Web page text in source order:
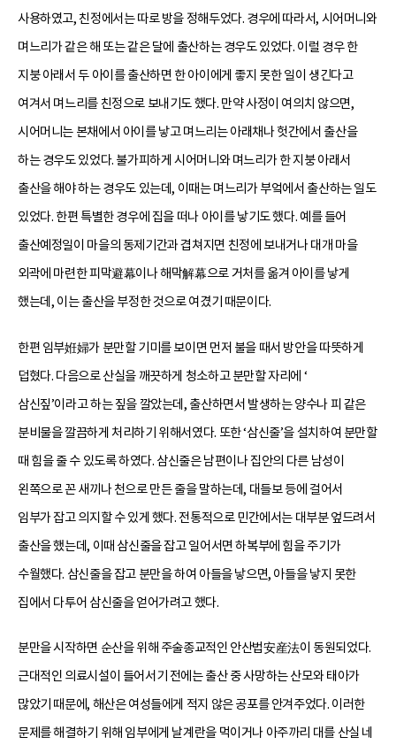
사용하였고, 친정에서는 따로 방을 정해두었다. 경우에 따라서, 시어머니와
며느리가 같은 해 또는 같은 달에 출산하는 경우도 있었다. 이럴 경우 한
지붕 아래서 두 아이를 출산하면 한 아이에게 좋지 못한 일이 생긴다고
여겨서 며느리를 친정으로 보내기도 했다. 만약 사정이 여의치 않으면,
시어머니는 본채에서 아이를 낳고 며느리는 아래채나 헛간에서 출산을
하는 경우도 있었다. 불가피하게 시어머니와 며느리가 한 지붕 아래서
출산을 해야 하는 경우도 있는데, 이때는 며느리가 부엌에서 출산하는 일도
있었다. 한편 특별한 경우에 집을 떠나 아이를 낳기도 했다. 예를 들어
출산예정일이 마을의 동제기간과 겹쳐지면 친정에 보내거나 대개 마을
외곽에 마련한 피막避幕이나 해막解幕으로 거처를 옮겨 아이를 낳게
했는데, 이는 출산을 부정한 것으로 여겼기 때문이다.
한편 임부姙婦가 분만할 기미를 보이면 먼저 불을 때서 방안을 따뜻하게
덥혔다. 다음으로 산실을 깨끗하게 청소하고 분만할 자리에 ‘
삼신짚’이라고 하는 짚을 깔았는데, 출산하면서 발생하는 양수나 피 같은
분비물을 깔끔하게 처리하기 위해서였다. 또한 ‘삼신줄’을 설치하여 분만할
때 힘을 줄 수 있도록 하였다. 삼신줄은 남편이나 집안의 다른 남성이
왼쪽으로 꼰 새끼나 천으로 만든 줄을 말하는데, 대들보 등에 걸어서
임부가 잡고 의지할 수 있게 했다. 전통적으로 민간에서는 대부분 엎드려서
출산을 했는데, 이때 삼신줄을 잡고 일어서면 하복부에 힘을 주기가
수월했다. 삼신줄을 잡고 분만을 하여 아들을 낳으면, 아들을 낳지 못한
집에서 다투어 삼신줄을 얻어가려고 했다.
분만을 시작하면 순산을 위해 주술종교적인 안산법安産法이 동원되었다.
근대적인 의료시설이 들어서기 전에는 출산 중 사망하는 산모와 태아가
많았기 때문에, 해산은 여성들에게 적지 않은 공포를 안겨주었다. 이러한
문제를 해결하기 위해 임부에게 날계란을 먹이거나 아주까리 대를 산실 네